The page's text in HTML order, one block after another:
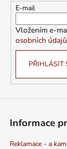
E-mail
Vložením e-
osobních údajů
PŘIHLÁSIT
Informace
Reklamace - a